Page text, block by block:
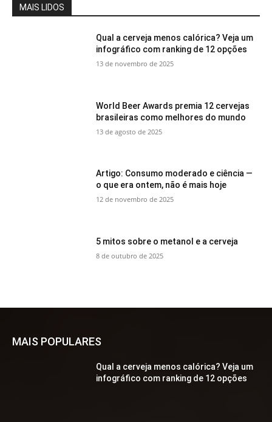
MAIS LIDOS
Qual a cerveja menos calórica? Veja um
infográfico com ranking de 12 opções
13 de novembro de 2025
World Beer Awards premia 12 cervejas
brasileiras como melhores do mundo
13 de agosto de 2025
Artigo: Consumo moderado e ciência —
o que era ontem, não é mais hoje
12 de novembro de 2025
5 mitos sobre o metanol e a cerveja
8 de outubro de 2025
MAIS POPULARES
Qual a cerveja menos calórica? Veja um
infográfico com ranking de 12 opções